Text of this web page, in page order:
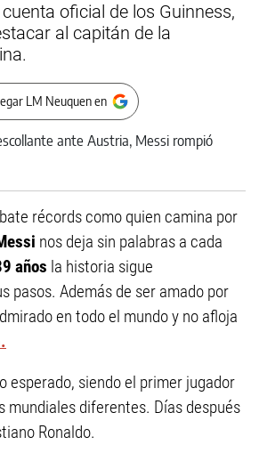
oficial de los Guinness,
al capitán de la
LM Neuquen en
récords como quien camina por
nos deja sin palabras a cada
años la historia sigue
pasos. Además de ser amado por
en todo el mundo y no afloja
esperado, siendo el primer jugador
mundiales diferentes. Días después
Ronaldo.